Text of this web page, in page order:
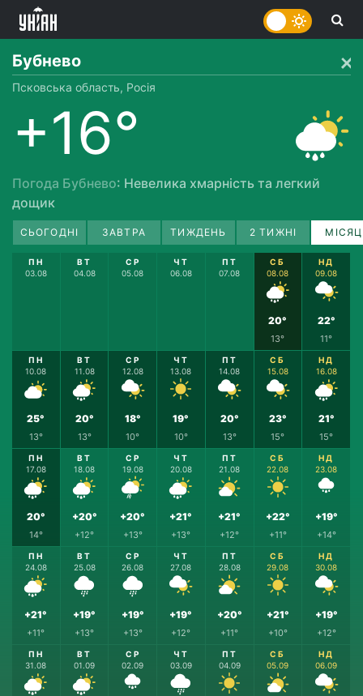
Бубнево
Псковська область, Росія
+16°
Погода Бубнево: Невелика хмарність та легкий
дощик
СЬОГОДНІ ЗАВТРА ТИЖДЕНЬ 2 ТИЖНІ
ПН
03.08
ВТ
04.08
СР
05.08
ЧТ
06.08
ПТ
07.08
СБ
08.08
20°
13°
НД
09.08
22°
11°
ПН
10.08
25°
13°
ВТ
11.08
20°
13°
СР
12.08
18°
10°
ЧТ
13.08
19°
10°
ПТ
14.08
20°
13°
СБ
15.08
23°
15°
НД
16.08
21°
15°
ПН
17.08
20°
14°
ВТ
18.08
+20°
+12°
СР
19.08
+20°
+13°
ЧТ
20.08
+21°
+13°
ПТ
21.08
+21°
+12°
СБ
22.08
+22°
+11°
НД
23.08
+19°
+14°
ПН
24.08
+21°
+11°
ВТ
25.08
+19°
+13°
СР
26.08
+19°
+13°
ЧТ
27.08
+19°
+12°
ПТ
28.08
+20°
+11°
СБ
29.08
+21°
+10°
НД
30.08
+19°
+12°
ПН
31.08
ВТ
01.09
СР
02.09
ЧТ
03.09
ПТ
04.09
СБ
05.09
НД
06.09